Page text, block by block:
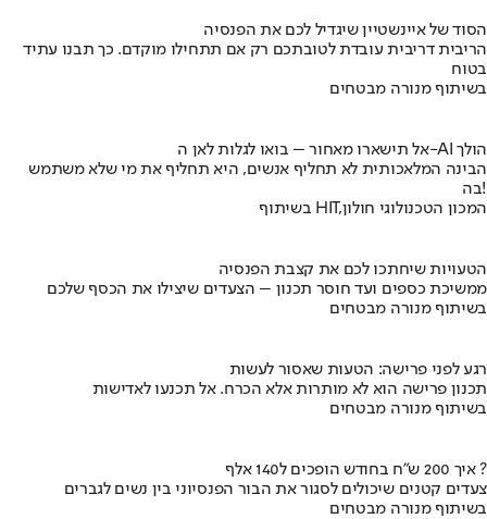
הסוד של איינשטיין שיגדיל לכם את הפנסיה
הריבית דריבית עובדת לטובתכם רק אם תתחילו מוקדם. כך תבנו עתיד
בטוח
בשיתוף מנורה מבטחים
אל תישארו מאחור – בואו לגלות לאן ה-AI הולך
הבינה המלאכותית לא תחליף אנשים, היא תחליף את מי שלא משתמש
בה!
בשיתוף HIT,המכון הטכנולוגי חולון
הטעויות שיחתכו לכם את קצבת הפנסיה
ממשיכת כספים ועד חוסר תכנון – הצעדים שיצילו את הכסף שלכם
בשיתוף מנורה מבטחים
רגע לפני פרישה: הטעות שאסור לעשות
תכנון פרישה הוא לא מותרות אלא הכרח. אל תכנעו לאדישות
בשיתוף מנורה מבטחים
איך 200 ש"ח בחודש הופכים ל140 אלף ?
צעדים קטנים שיכולים לסגור את הבור הפנסיוני בין נשים לגברים
בשיתוף מנורה מבטחים